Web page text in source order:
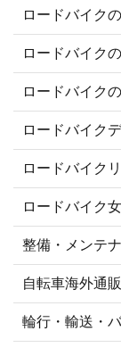
ロードバイク
ロードバイク
ロードバイク
ロードバイク
ロードバイク
ロードバイク
整備・メンテ
自転車海外通
輪行・輸送・